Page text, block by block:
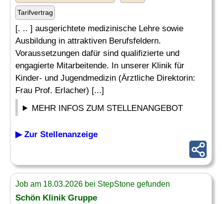
Tarifvertrag
[. .. ] ausgerichtete medizinische Lehre sowie
Ausbildung in attraktiven Berufsfeldern.
Voraussetzungen dafür sind qualifizierte und
engagierte Mitarbeitende. In unserer Klinik für
Kinder- und Jugendmedizin (Ärztliche Direktorin:
Frau Prof. Erlacher) [...]
MEHR INFOS ZUM STELLENANGEBOT
▶ Zur Stellenanzeige
Job am 18.03.2026 bei StepStone gefunden
Schön Klinik Gruppe